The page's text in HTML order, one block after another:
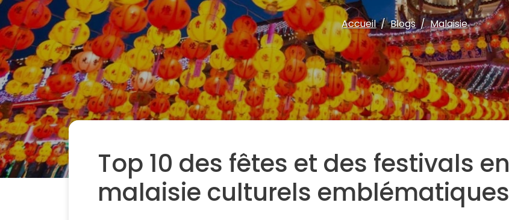
Accueil Blogs Malaisie
Top 10 des fêtes et des festivals en
malaisie culturels emblématiques